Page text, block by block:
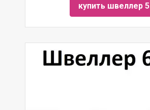
купить швеллер 5